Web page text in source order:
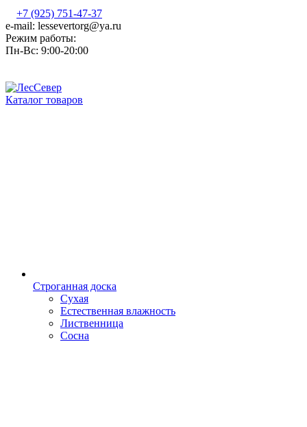
+7 (925) 751-47-37
e-mail: lessevertorg@ya.ru
Режим работы:
Пн-Вс: 9:00-20:00
Каталог товаров
Строганная доска
Сухая
Естественная влажность
Лиственница
Сосна